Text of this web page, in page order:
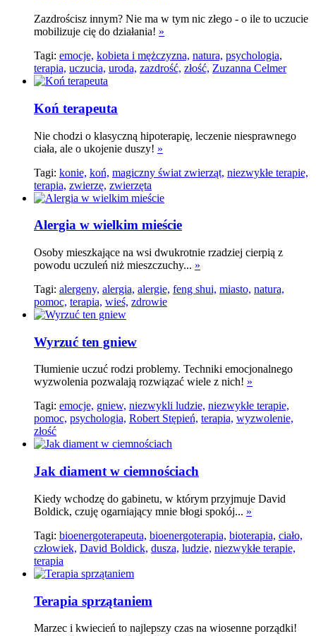
Zazdrościsz innym? Nie ma w tym nic złego - o ile to uczucie
mobilizuje cię do działania! »
Tagi: emocje, kobieta i mężczyzna, natura, psychologia,
terapia, uczucia, uroda, zazdrość, złość, Zuzanna Celmer
Koń terapeuta
Nie chodzi o klasyczną hipoterapię, leczenie niesprawnego
ciała, ale o ukojenie duszy! »
Tagi: konie, koń, magiczny świat zwierząt, niezwykłe terapie,
terapia, zwierzę, zwierzęta
Alergia w wielkim mieście
Osoby mieszkające na wsi dwukrotnie rzadziej cierpią z
powodu uczuleń niż mieszczuchy... »
Tagi: alergeny, alergia, alergie, feng shui, miasto, natura,
pomoc, terapia, wieś, zdrowie
Wyrzuć ten gniew
Tłumienie uczuć rodzi problemy. Techniki emocjonalnego
wyzwolenia pozwalają rozwiązać wiele z nich! »
Tagi: emocje, gniew, niezwykli ludzie, niezwykłe terapie,
pomoc, psychologia, Robert Stępień, terapia, wyzwolenie,
złość
Jak diament w ciemnościach
Kiedy wchodzę do gabinetu, w którym przyjmuje David
Boldick, czuję ogarniający mnie błogi spokój... »
Tagi: bioenergoterapeuta, bioenergoterapia, bioterapia, ciało,
człowiek, David Boldick, dusza, ludzie, niezwykłe terapie,
terapia
Terapia sprzątaniem
Marzec i kwiecień to najlepszy czas na wiosenne porządki!